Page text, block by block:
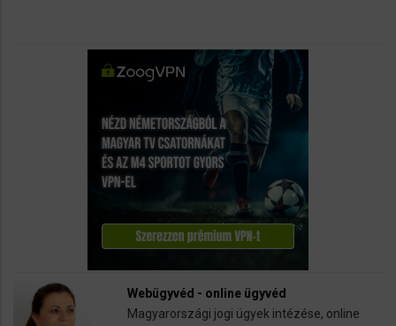
Webügyvéd - online ügyvéd
Magyarországi jogi ügyek intézése, online